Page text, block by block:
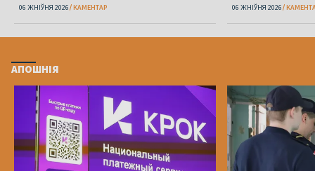
06 ЖНІЎНЯ 2026 КАМЕНТАР 06 ЖНІЎНЯ 2026
АПОШНІЯ